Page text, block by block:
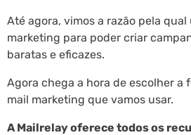
Até agora, vimos a razão pela qual
marketing para poder criar
baratas e eficazes.
Agora chega a hora de escolher a
mail marketing que vamos usar.
A Mailrelay oferece todos os